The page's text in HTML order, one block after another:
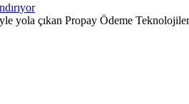
yola çıkan Propay Ödeme